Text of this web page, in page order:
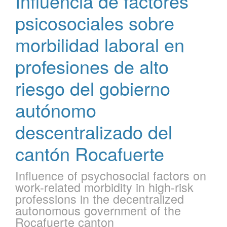
psicosociales sobre
morbilidad laboral en
profesiones de alto
riesgo del gobierno
autónomo
descentralizado del
cantón Rocafuerte
Influence of psychosocial factors on
work-related morbidity in high-risk
professions in the decentralized
autonomous government of the
Rocafuerte canton